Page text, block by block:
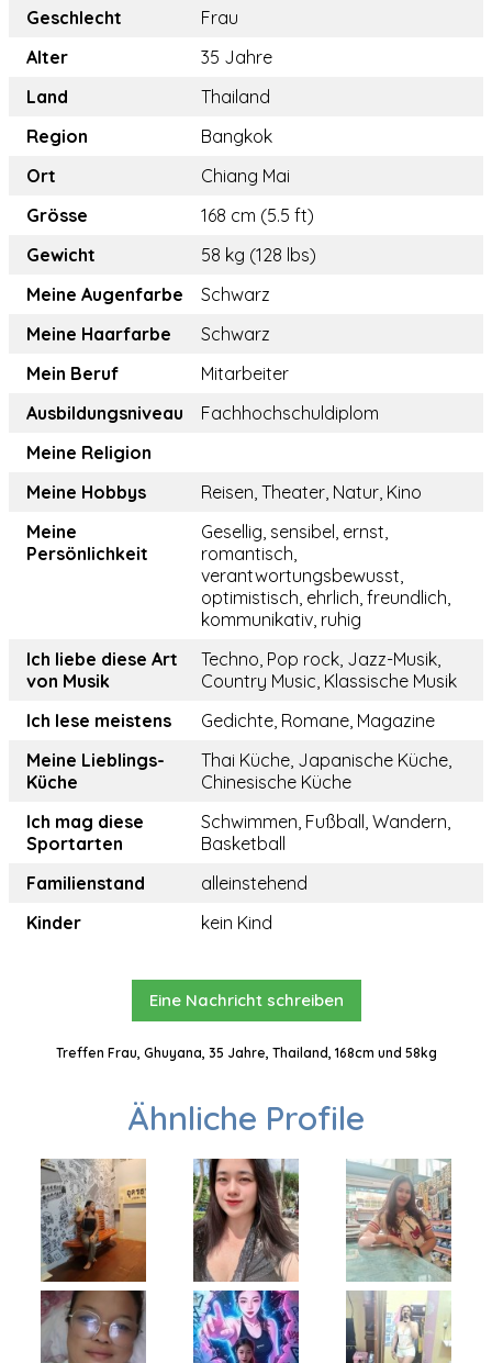
Geschlecht
Frau
Alter
35 Jahre
Land
Thailand
Region
Bangkok
Ort
Chiang Mai
Grösse
168 cm (5.5 ft)
Gewicht
58 kg (128 lbs)
Meine Augenfarbe
Schwarz
Meine Haarfarbe
Schwarz
Mein Beruf
Mitarbeiter
Ausbildungsniveau
Fachhochschuldiplom
Meine Religion
Meine Hobbys
Reisen, Theater, Natur, Kino
Meine
Persönlichkeit
Gesellig, sensibel, ernst,
romantisch,
verantwortungsbewusst,
optimistisch, ehrlich, freundlich,
kommunikativ, ruhig
Ich liebe diese Art
von Musik
Techno, Pop rock, Jazz-Musik,
Country Music, Klassische Musik
Ich lese meistens
Gedichte, Romane, Magazine
Meine Lieblings-
Küche
Thai Küche, Japanische Küche,
Chinesische Küche
Ich mag diese
Sportarten
Schwimmen, Fußball, Wandern,
Basketball
Familienstand
alleinstehend
Kinder
kein Kind
Eine Nachricht schreiben
Treffen Frau, Ghuyana, 35 Jahre, Thailand, 168cm und 58kg
Ähnliche Profile